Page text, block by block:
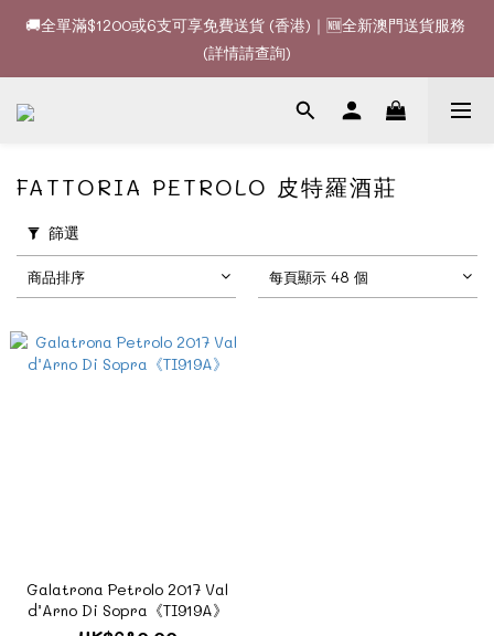
🚚全單滿$1200或6支可享免費送貨 (香港)｜🆕全新澳門送貨服務
(詳情請查詢)
🚚全單滿$1200或6支可享免費送貨 (香港)｜🆕全新澳門送貨服務
(詳情請查詢)
🍷酒款、優惠經常更新，請時刻追蹤我地😊｜🤵👰Wine Couple
🚚全單滿$1200或6支可享免費送貨 (香港)｜🆕全新澳門送貨服務
FATTORIA PETROLO 皮特羅酒莊
篩選
商品排序 每頁顯示 48 個
Galatrona Petrolo 2017 Val
d’Arno Di Sopra《TI919A》